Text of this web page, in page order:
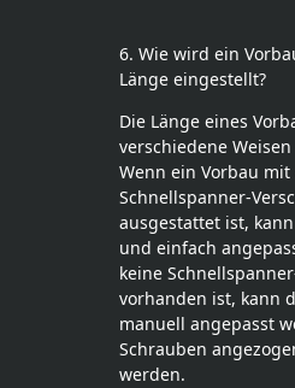
6. Wie wird ein
Länge eingestellt?
Die Länge eines
verschiedene
Wenn ein Vorbau
Schnellspanner-
ausgestattet ist,
und einfach
keine
vorhanden ist, kann
manuell angepasst
Schrauben
werden.